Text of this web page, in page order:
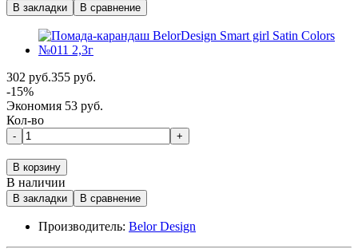
В закладки В сравнение
302 руб.355 руб.
-15%
Экономия 53 руб.
Кол-во
- +
В корзину
В наличии
В закладки В сравнение
Производитель: Belor Design